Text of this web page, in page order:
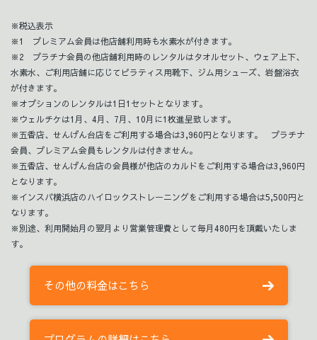
※税込表示
※1 プレミアム会員は他店舗利用時も水素水が付きます。
※2 プラチナ会員の他店舗利用時のレンタルはタオルセット、ウェア上下、
水素水、ご利用店舗に応じてピラティス用靴下、ジム用シューズ、岩盤浴衣
が付きます。
※オプションのレンタルは1日1セットとなります。
※ウェルチケは1月、4月、7月、10月に1枚進呈致します。
※五香店、せんげん台店をご利用する場合は3,960円となります。 プラチナ
会員、プレミアム会員もレンタルは付きません。
※五香店、せんげん台店の会員様が他店のカルドをご利用する場合は3,960円
となります。
※インスパ横浜店のハイロックストレーニングをご利用する場合は5,500円と
なります。
※別途、利用開始月の翌月より営業管理費として毎月480円を頂戴いたしま
す。
その他の料金はこちら